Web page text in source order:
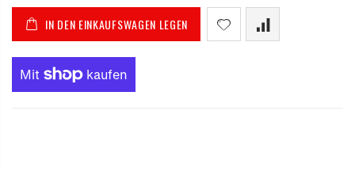
IN DEN EINKAUFSWAGEN LEGEN